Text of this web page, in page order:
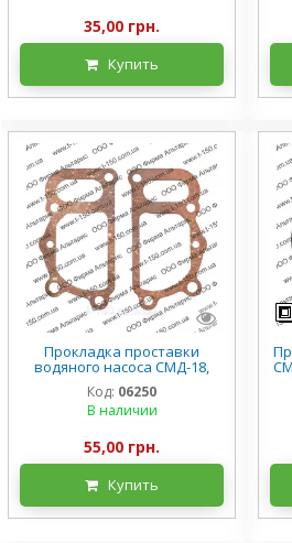
35,00 грн.
Купить
Прокладка проставки
водяного насоса СМД-18,
СМД2-1330, паронит
Код: 06250
В наличии
55,00 грн.
Купить